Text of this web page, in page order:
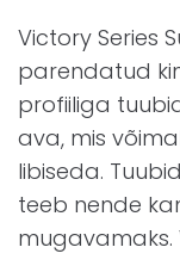
Victory Series
parendatud
profiiliga
ava, mis
libiseda.
teeb nende
mugavamaks.